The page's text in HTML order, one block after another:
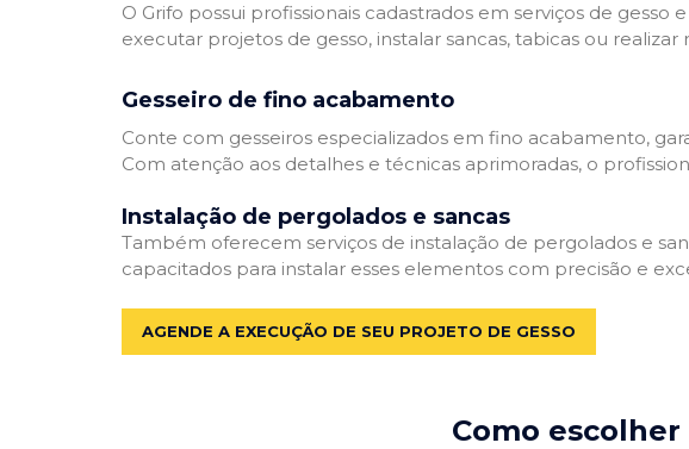
O Grifo possui profissionais cadastrados em serviços de
executar projetos de gesso, instalar sancas, tabicas ou
Gesseiro de fino acabamento
Conte com gesseiros especializados em fino acabamento,
Com atenção aos detalhes e técnicas aprimoradas, o
Instalação de pergolados e sancas
Também oferecem serviços de instalação de pergolados e
capacitados para instalar esses elementos com precisão e
AGENDE A EXECUÇÃO DE SEU PROJETO DE GESSO
Como